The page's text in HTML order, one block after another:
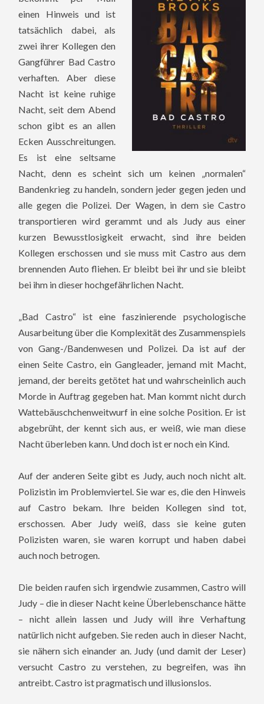
einen Hinweis und ist
tatsächlich dabei, als
zwei ihrer Kollegen den
Gangführer Bad Castro
verhaften. Aber diese
Nacht ist keine ruhige
Nacht, seit dem Abend
schon gibt es an allen
Ecken Ausschreitungen.
Es ist eine seltsame
Nacht, denn es scheint sich um keinen „normalen“
Bandenkrieg zu handeln, sondern jeder gegen jeden und
alle gegen die Polizei. Der Wagen, in dem sie Castro
transportieren wird gerammt und als Judy aus einer
kurzen Bewusstlosigkeit erwacht, sind ihre beiden
Kollegen erschossen und sie muss mit Castro aus dem
brennenden Auto fliehen. Er bleibt bei ihr und sie bleibt
bei ihm in dieser hochgefährlichen Nacht.
„Bad Castro“ ist eine faszinierende psychologische
Ausarbeitung über die Komplexität des Zusammenspiels
von Gang-/Bandenwesen und Polizei. Da ist auf der
einen Seite Castro, ein Gangleader, jemand mit Macht,
jemand, der bereits getötet hat und wahrscheinlich auch
Morde in Auftrag gegeben hat. Man kommt nicht durch
Wattebäuschchenweitwurf in eine solche Position. Er ist
abgebrüht, der kennt sich aus, er weiß, wie man diese
Nacht überleben kann. Und doch ist er noch ein Kind.
Auf der anderen Seite gibt es Judy, auch noch nicht alt.
Polizistin im Problemviertel. Sie war es, die den Hinweis
auf Castro bekam. Ihre beiden Kollegen sind tot,
erschossen. Aber Judy weiß, dass sie keine guten
Polizisten waren, sie waren korrupt und haben dabei
auch noch betrogen.
Die beiden raufen sich irgendwie zusammen, Castro will
Judy – die in dieser Nacht keine Überlebenschance hätte
– nicht allein lassen und Judy will ihre Verhaftung
natürlich nicht aufgeben. Sie reden auch in dieser Nacht,
sie nähern sich einander an. Judy (und damit der Leser)
versucht Castro zu verstehen, zu begreifen, was ihn
antreibt. Castro ist pragmatisch und illusionslos.